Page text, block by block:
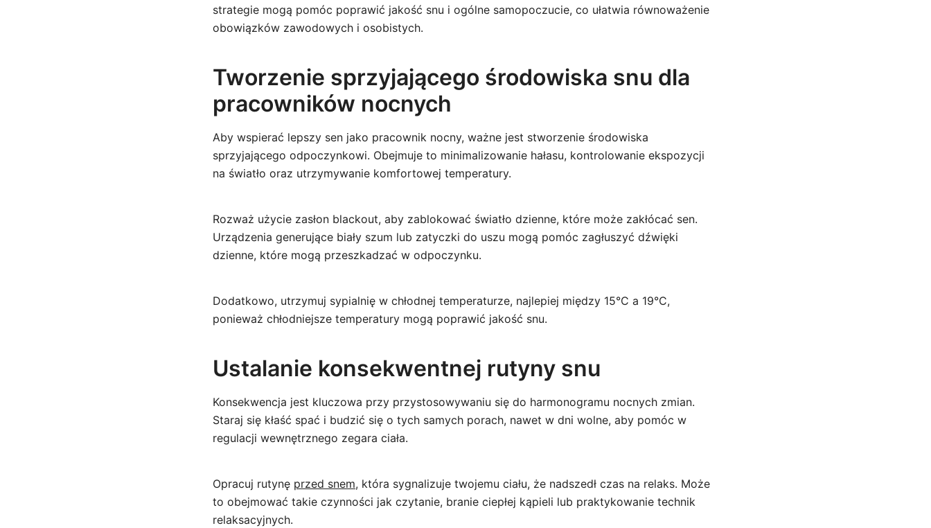
strategie mogą pomóc poprawić jakość snu i ogólne samopoczucie, co ułatwia równoważenie
obowiązków zawodowych i osobistych.
Tworzenie sprzyjającego środowiska snu dla
pracowników nocnych
Aby wspierać lepszy sen jako pracownik nocny, ważne jest stworzenie środowiska
sprzyjającego odpoczynkowi. Obejmuje to minimalizowanie hałasu, kontrolowanie ekspozycji
na światło oraz utrzymywanie komfortowej temperatury.
Rozważ użycie zasłon blackout, aby zablokować światło dzienne, które może zakłócać sen.
Urządzenia generujące biały szum lub zatyczki do uszu mogą pomóc zagłuszyć dźwięki
dzienne, które mogą przeszkadzać w odpoczynku.
Dodatkowo, utrzymuj sypialnię w chłodnej temperaturze, najlepiej między 15°C a 19°C,
ponieważ chłodniejsze temperatury mogą poprawić jakość snu.
Ustalanie konsekwentnej rutyny snu
Konsekwencja jest kluczowa przy przystosowywaniu się do harmonogramu nocnych zmian.
Staraj się kłaść spać i budzić się o tych samych porach, nawet w dni wolne, aby pomóc w
regulacji wewnętrznego zegara ciała.
Opracuj rutynę przed snem, która sygnalizuje twojemu ciału, że nadszedł czas na relaks. Może
to obejmować takie czynności jak czytanie, branie ciepłej kąpieli lub praktykowanie technik
relaksacyjnych.